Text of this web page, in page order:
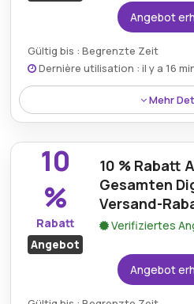
Angebot
Gültig bis : Begrenzte Zeit
Dernière utilisation : il y a 16
Mehr
Digitalfotoversand.de bietet
Rabatt von bis zu 40 %,
breiten Palette von
die auf ihrer Plattform
erheblichen Ersparnissen
10
%
Rabatt
Angebot
10 % Rabatt
Gesamten
Versand-
Verifiziertes
Angebot